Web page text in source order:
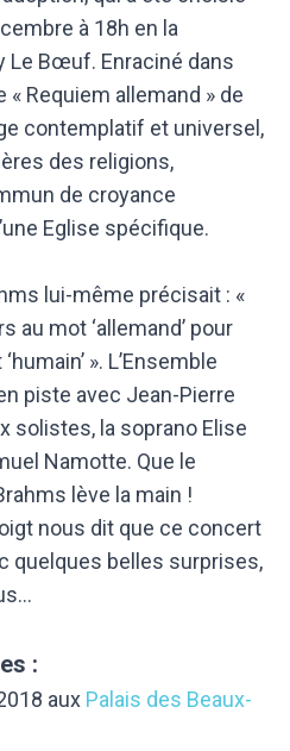
à 18h en la
Le Bœuf. Enraciné dans
Requiem allemand » de
contemplatif et universel,
des religions,
de croyance
Eglise spécifique.
lui-même précisait : «
au mot ‘allemand’ pour
». L’Ensemble
piste avec Jean-Pierre
solistes, la soprano Elise
Namotte. Que le
lève la main !
nous dit que ce concert
quelques belles surprises,
:
aux Palais des Beaux-